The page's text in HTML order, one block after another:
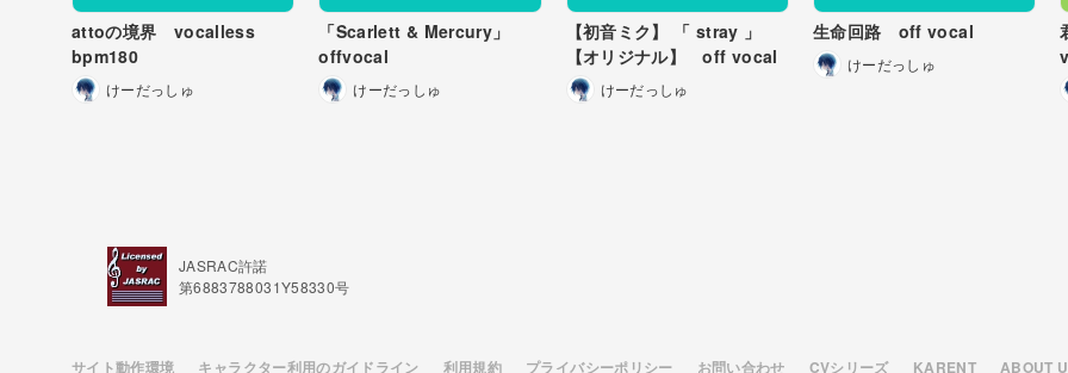
透明な海を泳ぎたくて
見えない浮き輪に心繋いだ
誰かが呼ぶ声も遠くなって
attoの境界 vocalless
bpm180
けーだっしゅ
「Scarlett & Mercury」
offvocal
けーだっしゅ
【初音ミク】 「 stray 」
【オリジナル】 off vocal
けーだっしゅ
生命回路 off vocal
けーだっしゅ
JASRAC許諾
第6883788031Y58330号
サイト動作環境 キャラクター利用のガイドライン 利用規約 プライバシーポリシー お問い合わせ CVシリーズ KARENT ABOUT